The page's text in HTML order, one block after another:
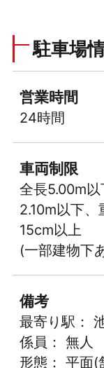
駐車場
営業時間
24時間
車両制限
全長5.00m
2.10m以下
15cm以上
(一部建物下
備考
最寄り駅：
係員： 無人
形態： 平面(